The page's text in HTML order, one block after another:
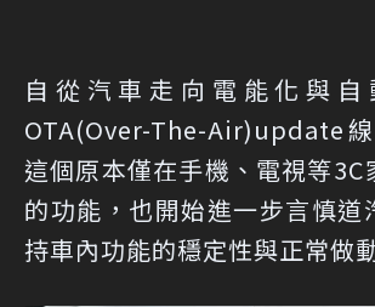
自從汽車走向電能化與自
OTA(Over-The-Air)update
這個原本僅在手機、電視等3C
的功能，也開始進一步言慎道
持車內功能的穩定性與正常做